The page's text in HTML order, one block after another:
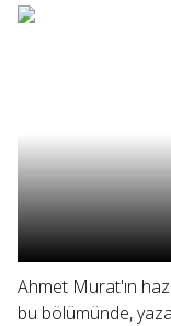
Ahmet Murat'ın
bu bölümünde,